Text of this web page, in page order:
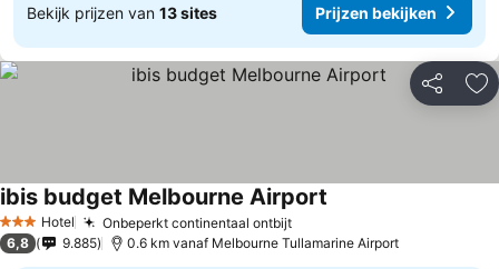
Bekijk prijzen van 13 sites Prijzen bekijken
Delen
3 SterrenHotel Onbeperkt continentaal ontbijt
ibis budget Melbourne Airport
6,8 9.885 0.6 km vanaf Melbourne Tullamarine Airport